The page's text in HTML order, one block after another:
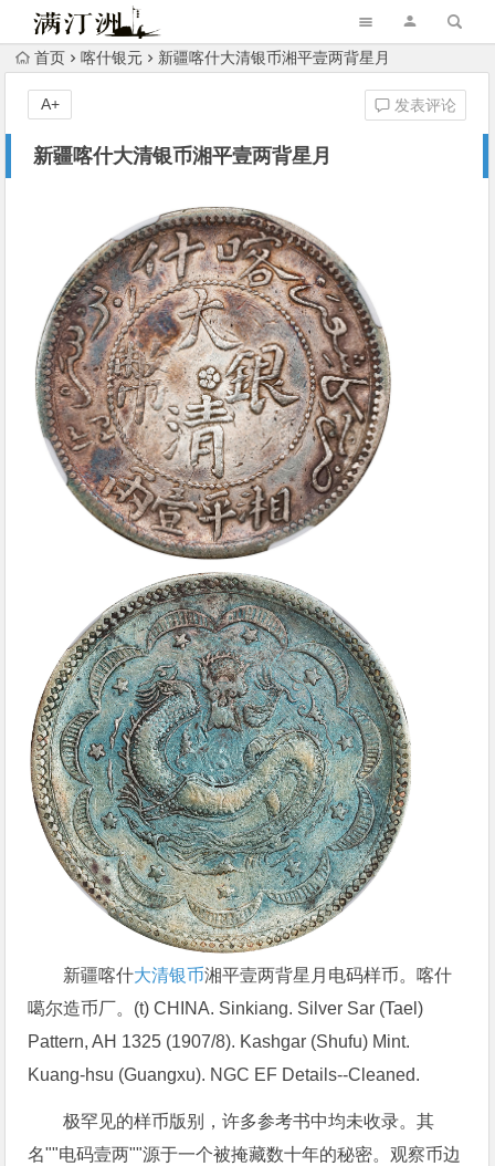
首页 喀什银元 新疆喀什大清银币湘平壹两背星月
新疆喀什大清银币湘平壹两背星月
发表评论
A+
新疆喀什大清银币湘平壹两背星月电码样币。喀什
噶尔造币厂。(t) CHINA. Sinkiang. Silver Sar (Tael)
Pattern, AH 1325 (1907/8). Kashgar (Shufu) Mint.
Kuang-hsu (Guangxu). NGC EF Details--Cleaned.
极罕见的样币版别，许多参考书中均未收录。其
名""电码壹两""源于一个被掩藏数十年的秘密。观察币边